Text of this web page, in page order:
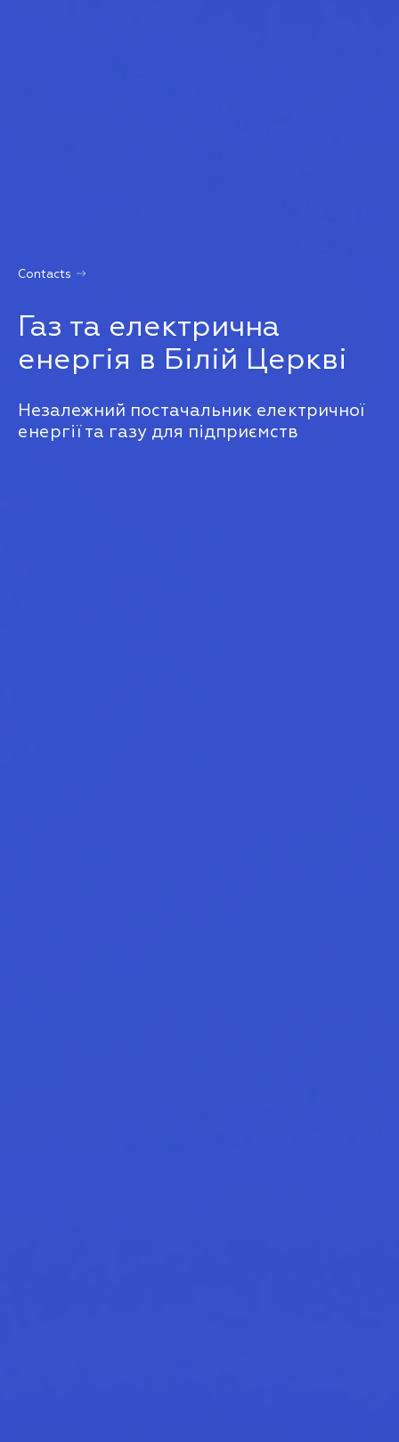
Contacts
Газ та електрична
енергія в Білій Церкві
Незалежний постачальник електричної
енергії та газу для підприємств